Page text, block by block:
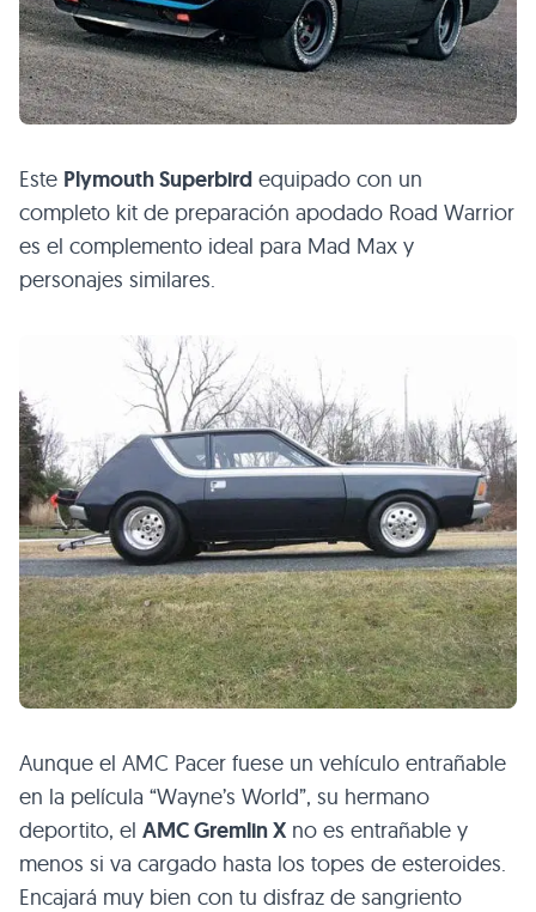
Este Plymouth Superbird equipado con un
completo kit de preparación apodado Road Warrior
es el complemento ideal para Mad Max y
personajes similares.
Aunque el AMC Pacer fuese un vehículo entrañable
en la película “Wayne’s World”, su hermano
deportito, el AMCGremlin X no es entrañable y
menos si va cargado hasta los topes de esteroides.
Encajará muy bien con tu disfraz de sangriento